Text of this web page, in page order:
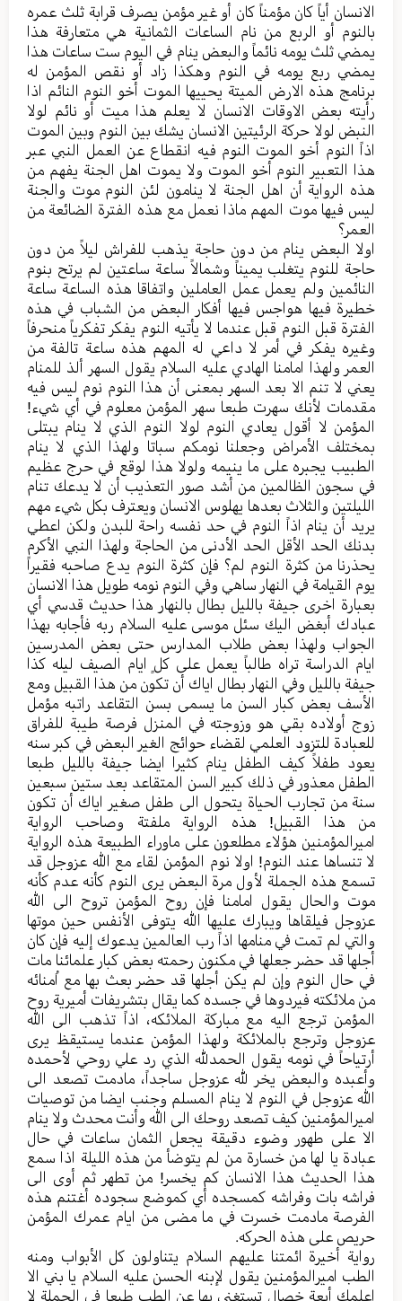
الانسان أياً کان مؤمناً كان أو غير مؤمن یصرف قرابة ثلث عمره
بالنوم أو الربع من نام الساعات الثمانیة هي متعارفة هذا
یمضي ثلث یومه نائماً والبعض ینام في الیوم ست ساعات هذا
یمضي ربع یومه في النوم وهکذا زاد أو نقص المؤمن له
برنامج هذه الارض المیتة یحییها الموت أخو النوم النائم اذا
رأيته بعض الاوقات الانسان لا یعلم هذا میت أو نائم لولا
النبض لولا حرکة الرئیتین الانسان یشك بین النوم وبین الموت
اذاً النوم أخو الموت النوم فیه انقطاع عن العمل النبي عبر
هذا التعبیر النوم أخو الموت ولا یموت اهل الجنة یفهم من
هذه الروایة أن اهل الجنة لا ینامون لئن النوم موت والجنة
لیس فیها موت المهم ماذا نعمل مع هذه الفترة الضائعة من
العمر؟
اولا البعض ینام من دون حاجة یذهب للفراش لیلاً من دون
حاجة للنوم یتغلب یمیناً وشمالاً ساعة ساعتین لم یرتح بنوم
النائمین ولم یعمل عمل العاملین واتفاقا هذه الساعة ساعة
خطیرة فیها هواجس فیها أفکار البعض من الشباب في هذه
الفترة قبل النوم قبل عندما لا يأتيه النوم یفکر تفکریاً منحرفاً
وغیره یفکر في أمر لا داعي له المهم هذه ساعة تالفة من
العمر ولهذا امامنا الهادي علیه السلام یقول السهر ألذ للمنام
یعني لا تنم الا بعد السهر بمعنی أن هذا النوم نوم لیس فیه
مقدمات لأنك سهرت طبعا سهر المؤمن معلوم في أي شيء!
المؤمن لا أقول یعادي النوم لولا النوم الذي لا ینام یبتلی
بمختلف الأمراض وجعلنا نومکم سباتا ولهذا الذي لا ینام
الطبیب یجبره علی ما ینیمه ولولا هذا لوقع في حرج عظیم
في سجون الظالمین من أشد صور التعذیب أن لا یدعك تنام
اللیلتین والثلاث بعدها یهلوس الانسان ویعترف بکل شيء مهم
یرید أن ینام اذاً النوم في حد نفسه راحة للبدن ولکن اعطي
بدنك الحد الأقل الحد الأدنی من الحاجة ولهذا النبي الأکرم
یحذرنا من کثرة النوم لم؟ فإن کثرة النوم یدع صاحبه فقیراً
یوم القیامة في النهار ساهي وفي النوم نومه طویل هذا الانسان
بعبارة اخری جیفة بالليل بطال بالنهار هذا حدیث قدسي أي
عبادك أبغض اليك سئل موسی علیه السلام ربه فأجابه بهذا
الجواب ولهذا بعض طلاب المدارس حتی بعض المدرسین
ایام الدراسة تراه طالباً یعمل علی کلٍ ایام الصیف لیله کذا
جیفة باللیل وفي النهار بطال ایاك أن تکون من هذا القبیل ومع
الأسف بعض کبار السن ما یسمی بسن التقاعد راتبه مؤمل
زوج أولاده بقي هو وزوجته في المنزل فرصة طیبة للفراق
للعبادة للتزود العلمي لقضاء حوائج الغیر البعض في کبر سنه
یعود طفلاً کیف الطفل ینام کثیرا ایضا جیفة باللیل طبعا
الطفل معذور في ذلك کبیر السن المتقاعد بعد ستین سبعین
سنة من تجارب الحیاة یتحول الی طفل صغیر ایاك أن تکون
من هذا القبیل! هذه الروایة ملفتة وصاحب الروایة
امیرالمؤمنین هؤلاء مطلعون علی ماوراء الطبیعة هذه الروایة
لا تنساها عند النوم! اولا نوم المؤمن لقاء مع الله عزوجل قد
تسمع هذه الجملة لأول مرة البعض یری النوم کأنه عدم کأنه
موت والحال یقول امامنا فإن روح المؤمن تروح الی الله
عزوجل فیلقاها ویبارك علیها الله یتوفی الأنفس حین موتها
والتي لم تمت في منامها اذاً رب العالمین یدعوك إلیه فإن کان
أجلها قد حضر جعلها في مکنون رحمته بعض کبار علمائنا مات
في حال النوم وإن لم یکن أجلها قد حضر بعث بها مع اُمنائه
من ملائکته فیردوها في جسده کما یقال بتشریفات أميرية روح
المؤمن ترجع الیه مع مبارکة الملائکه، اذاً تذهب الی الله
عزوجل وترجع بالملائکة ولهذا المؤمن عندما یستیقظ یری
أرتیاحاً في نومه یقول الحمدلله الذي رد علي روحي لأحمده
وأعبده والبعض یخر لله عزوجل ساجداً، مادمت تصعد الی
الله عزوجل في النوم لا ینام المسلم وجنب ایضا من توصیات
امیرالمؤمنین کیف تصعد روحك الى الله وأنت محدث ولا ینام
الا علی طهور وضوء دقیقة یجعل الثمان ساعات في حال
عبادة یا لها من خسارة من لم یتوضأ من هذه اللیلة اذا سمع
هذا الحدیث هذا الانسان کم یخسر! من تطهر ثم أوی الی
فراشه بات وفراشه کمسجده أي کموضع سجوده أغتنم هذه
الفرصة مادمت خسرت في ما مضی من ایام عمرك المؤمن
حریص علی هذه الحرکه.
روایة أخیرة ائمتنا علیهم السلام یتناولون کل الأبواب ومنه
الطب امیرالمؤمنین یقول لإبنه الحسن علیه السلام یا بني الا
اعلمك أبعة خصال تستغني بها عن الطب طبعا في الجملة لا